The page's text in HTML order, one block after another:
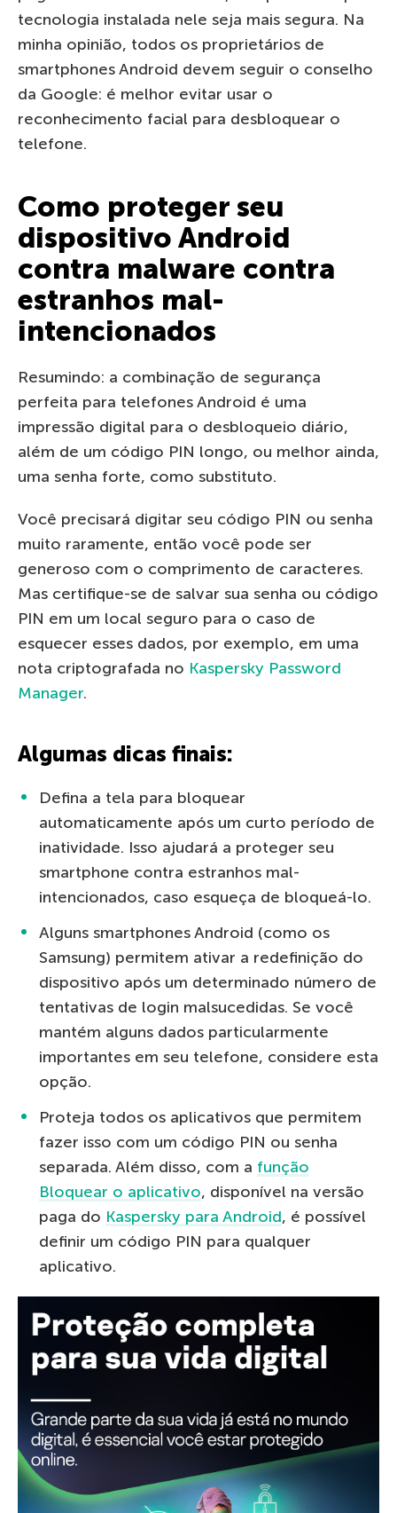
tecnologia instalada nele seja mais segura. Na
minha opinião, todos os proprietários de
smartphones Android devem seguir o conselho
da Google: é melhor evitar usar o
reconhecimento facial para desbloquear o
telefone.
Como proteger seu
dispositivo Android
contra malware contra
estranhos mal-
intencionados
Resumindo: a combinação de segurança
perfeita para telefones Android é uma
impressão digital para o desbloqueio diário,
além de um código PIN longo, ou melhor ainda,
uma senha forte, como substituto.
Você precisará digitar seu código PIN ou senha
muito raramente, então você pode ser
generoso com o comprimento de caracteres.
Mas certifique-se de salvar sua senha ou código
PIN em um local seguro para o caso de
esquecer esses dados, por exemplo, em uma
nota criptografada no Kaspersky Password
Manager.
Algumas dicas finais:
Defina a tela para bloquear
automaticamente após um curto período de
inatividade. Isso ajudará a proteger seu
smartphone contra estranhos mal-
intencionados, caso esqueça de bloqueá-lo.
Alguns smartphones Android (como os
Samsung) permitem ativar a redefinição do
dispositivo após um determinado número de
tentativas de login malsucedidas. Se você
mantém alguns dados particularmente
importantes em seu telefone, considere esta
opção.
Proteja todos os aplicativos que permitem
fazer isso com um código PIN ou senha
separada. Além disso, com a função
Bloquear o aplicativo, disponível na versão
paga do Kaspersky para Android, é possível
definir um código PIN para qualquer
aplicativo.